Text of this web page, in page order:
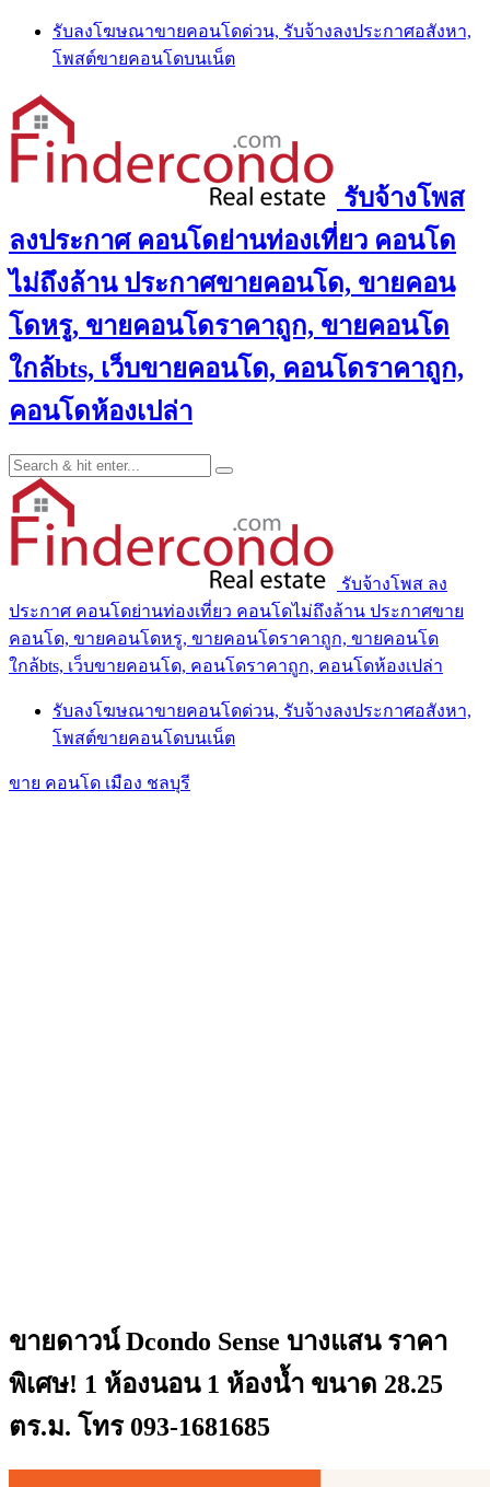
Skip
content
รับลงโฆษณาขายคอนโดด่วน, รับจ้างลงประกาศอสังหา,
โพสต์ขายคอนโดบนเน็ต
รับจ้างโพส
ลงประกาศ คอนโดย่านท่องเที่ยว คอนโด
ไม่ถึงล้าน ประกาศขายคอนโด, ขายคอน
โดหรู, ขายคอนโดราคาถูก, ขายคอนโด
ใกล้bts, เว็บขายคอนโด, คอนโดราคาถูก,
คอนโดห้องเปล่า
รับจ้างโพส ลง
ประกาศ คอนโดย่านท่องเที่ยว คอนโดไม่ถึงล้าน ประกาศขาย
คอนโด, ขายคอนโดหรู, ขายคอนโดราคาถูก, ขายคอนโด
ใกล้bts, เว็บขายคอนโด, คอนโดราคาถูก, คอนโดห้องเปล่า
รับลงโฆษณาขายคอนโดด่วน, รับจ้างลงประกาศอสังหา,
โพสต์ขายคอนโดบนเน็ต
ขาย คอนโด เมือง ชลบุรี
ขายดาวน์ Dcondo Sense บางแสน ราคา
พิเศษ! 1 ห้องนอน 1 ห้องน้ำ ขนาด 28.25
ตร.ม. โทร 093-1681685